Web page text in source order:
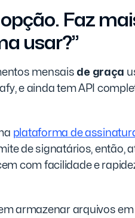
Faz
usar?”
mensais de graça
e ainda tem API
plataforma de
de signatários, então,
com facilidade e
armazenar arquivos